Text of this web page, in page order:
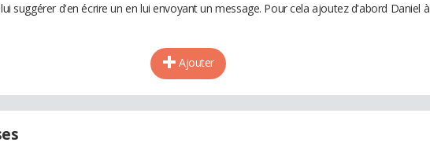
suggérer d'en écrire un en lui envoyant un message. Pour cela ajoutez d'abord Daniel à
Ajouter